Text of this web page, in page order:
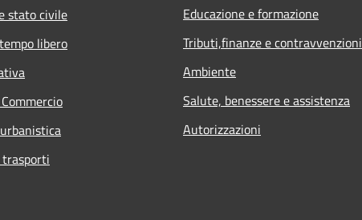
stato civile
libero
Educazione e formazione
Tributi,finanze e contravvenzioni
Ambiente
Salute, benessere e assistenza
Autorizzazioni